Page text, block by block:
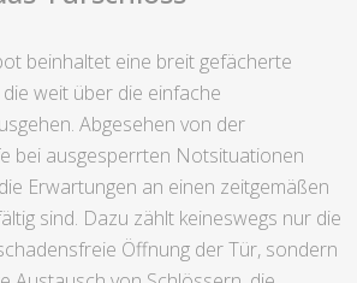
beinhaltet eine breit gefächerte
weit über die einfache
Abgesehen von der
bei ausgesperrten Notsituationen
Erwartungen an einen zeitgemäßen
sind. Dazu zählt keineswegs nur die
Öffnung der Tür, sondern